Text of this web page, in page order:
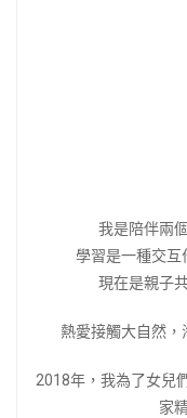
我是陪伴兩
學習是一種交互
現在是親子
熱愛接觸大自然，
2018年，我為了女兒
家